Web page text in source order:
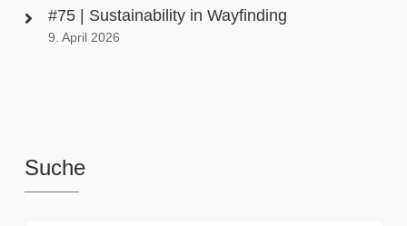
#75 | Sustainability in Wayfinding
9. April 2026
Suche